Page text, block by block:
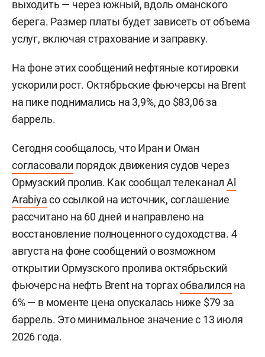
выходить — через южный, вдоль оманского
берега. Размер платы будет зависеть от объема
услуг, включая страхование и заправку.
На фоне этих сообщений нефтяные котировки
ускорили рост. Октябрьские фьючерсы на Brent
на пике поднимались на 3,9%, до $83,06 за
баррель.
Сегодня сообщалось, что Иран и Оман
согласовали порядок движения судов через
Ормузский пролив. Как сообщал телеканал Al
Arabiyaсо ссылкой на источник, соглашение
рассчитано на 60 дней и направлено на
восстановление полноценного судоходства. 4
августа на фоне сообщений о возможном
открытии Ормузского пролива октябрьский
фьючерс на нефть Brent на торгахобвалился на
6% — в моменте цена опускалась ниже $79 за
баррель. Это минимальное значение с 13 июля
2026 года.